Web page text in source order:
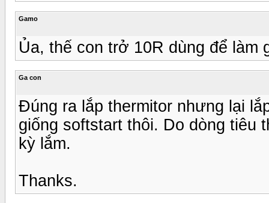
Gamo
Ủa, thế con trở 10R dùng để làm
Ga con
Đúng ra lắp thermitor nhưng lại
giống softstart thôi. Do dòng tiêu
kỳ lắm.
Thanks.